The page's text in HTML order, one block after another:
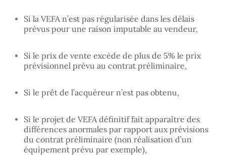
Si la VEFA n’est pas régularisée dans les délais
prévus pour une raison imputable au vendeur,
Si le prix de vente excède de plus de 5% le prix
prévisionnel prévu au contrat préliminaire,
Si le prêt de l’acquéreur n’est pas obtenu,
Si le projet de VEFA définitif fait apparaître des
différences anormales par rapport aux prévisions
du contrat préliminaire (non réalisation d’un
équipement prévu par exemple),